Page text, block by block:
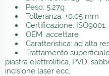
Peso: 5.27g
Tolleranza: ±0,05 mm
Certificazione: ISO9001:
OEM: accettare
Caratteristica: ad alta
Trattamento
piastra elettrolitica, PVD,
incisione laser ecc.